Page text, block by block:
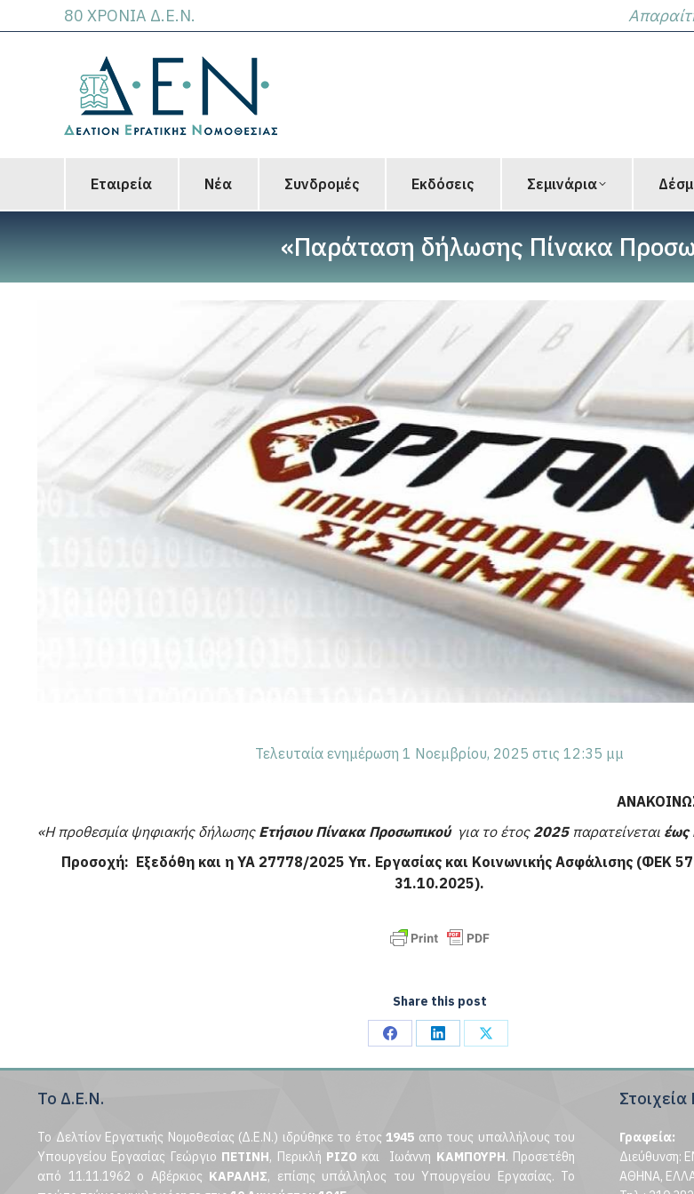
80 ΧΡΟΝΙΑ Δ.Ε.Ν.
Εταιρεία Νέα Συνδρομές Εκδόσεις Σεμινάρια
«Παράταση δήλωσης Πίνακα
Τελευταία ενημέρωση 1 Νοεμβρίου, 2025 στις 12:35 μμ
«Η προθεσμία ψηφιακής δήλωσης Ετήσιου Πίνακα Προσωπικούγια το έτος 2025 παρατείνεται έως
Προσοχή: Εξεδόθη και η ΥΑ 27778/2025 Υπ. Εργασίας και Κοινωνικής Ασφάλισης (ΦΕΚ
31.10.2025).
Share this post
Share
on
Share
on
Share
on
Το Δ.Ε.Ν.
Το Δελτίον Εργατικής Νομοθεσίας (Δ.Ε.Ν.) ιδρύθηκε το έτος 1945 απο τους υπαλλήλους του
Υπουργείου Εργασίας Γεώργιο ΠΕΤΙΝΗ, Περικλή ΡΙΖΟ και Ιωάννη ΚΑΜΠΟΥΡΗ. Προσετέθη
από 11.11.1962 ο Αβέρκιος ΚΑΡΑΛΗΣ, επίσης υπάλληλος του Υπουργείου Εργασίας. Το
Στοιχεία
Γραφεία:
Διεύθυνση:
ΑΘΗΝΑ,